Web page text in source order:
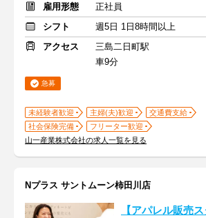
雇用形態
正社員
シフト
週5日 1日8時間以上
アクセス
三島二日町駅
車9分
急募
未経験者歓迎 主婦(夫)歓迎
交通費支給
社会保険完備
フリーター歓迎
山一産業株式会社の求人一覧を見る
Nプラス サントムーン柿田川店
【アパレル販売